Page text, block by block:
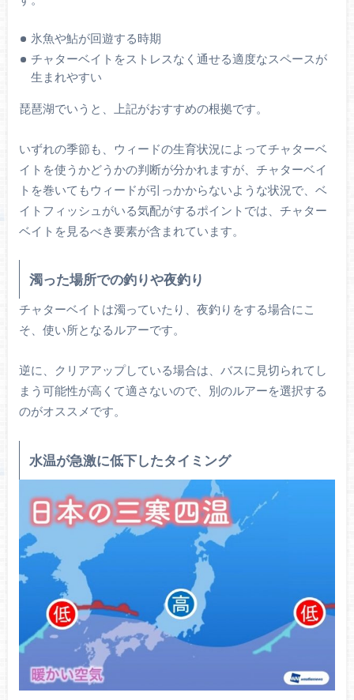
氷魚や鮎が回遊する時期
チャターベイトをストレスなく通せる適度なスペースが
生まれやすい
琵琶湖でいうと、上記がおすすめの根拠です。
いずれの季節も、ウィードの生育状況によってチャターベ
イトを使うかどうかの判断が分かれますが、チャターベイ
トを巻いてもウィードが引っかからないような状況で、ベ
イトフィッシュがいる気配がするポイントでは、チャター
ベイトを見るべき要素が含まれています。
濁った場所での釣りや夜釣り
チャターベイトは濁っていたり、夜釣りをする場合にこ
そ、使い所となるルアーです。
逆に、クリアアップしている場合は、バスに見切られてし
まう可能性が高くて適さないので、別のルアーを選択する
のがオススメです。
水温が急激に低下したタイミング